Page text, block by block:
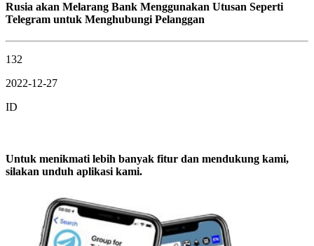
Rusia akan Melarang Bank Menggunakan Utusan Seperti
Telegram untuk Menghubungi Pelanggan
132
2022-12-27
ID
Untuk menikmati lebih banyak fitur dan mendukung kami,
silakan unduh aplikasi kami.